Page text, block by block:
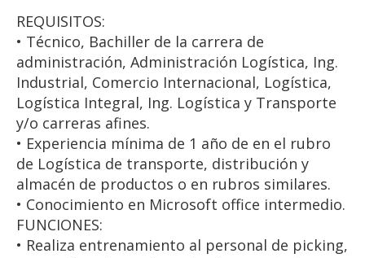
REQUISITOS:
• Técnico, Bachiller de la carrera de
administración, Administración Logística, Ing.
Industrial, Comercio Internacional, Logística,
Logística Integral, Ing. Logística y Transporte
y/o carreras afines.
• Experiencia mínima de 1 año de en el rubro
de Logística de transporte, distribución y
almacén de productos o en rubros similares.
• Conocimiento en Microsoft office intermedio.
FUNCIONES:
• Realiza entrenamiento al personal de picking,